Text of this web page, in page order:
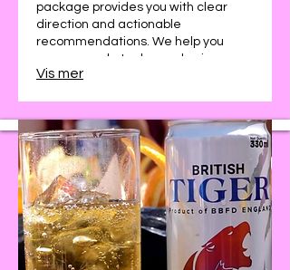
package provides you with clear
direction and actionable
recommendations. We help you
overcome obstacles and seize
opportunities with confidence,
Vis mer